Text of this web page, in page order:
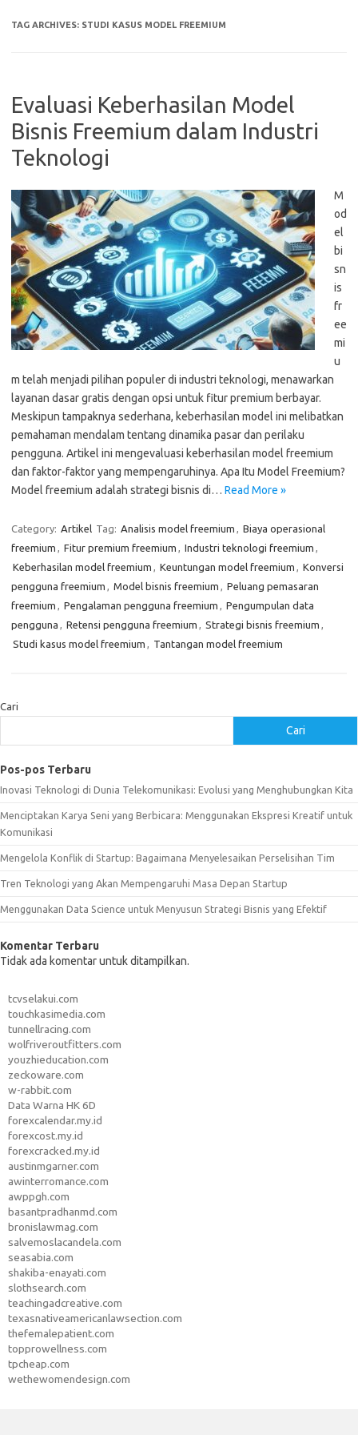
TAG ARCHIVES: STUDI KASUS MODEL FREEMIUM
Evaluasi Keberhasilan Model
Bisnis Freemium dalam Industri
Teknologi
M
od
el
bi
sn
is
fr
ee
mi
u
m telah menjadi pilihan populer di industri teknologi, menawarkan
layanan dasar gratis dengan opsi untuk fitur premium berbayar.
Meskipun tampaknya sederhana, keberhasilan model ini melibatkan
pemahaman mendalam tentang dinamika pasar dan perilaku
pengguna. Artikel ini mengevaluasi keberhasilan model freemium
dan faktor-faktor yang mempengaruhinya. Apa Itu Model Freemium?
Model freemium adalah strategi bisnis di… Read More »
Category: Artikel Tag: Analisis model freemium , Biaya operasional
freemium , Fitur premium freemium , Industri teknologi freemium ,
Keberhasilan model freemium , Keuntungan model freemium , Konversi
pengguna freemium , Model bisnis freemium , Peluang pemasaran
freemium , Pengalaman pengguna freemium , Pengumpulan data
pengguna , Retensi pengguna freemium , Strategi bisnis freemium ,
Studi kasus model freemium , Tantangan model freemium
Cari
Cari
Pos-pos Terbaru
Inovasi Teknologi di Dunia Telekomunikasi: Evolusi yang Menghubungkan Kita
Menciptakan Karya Seni yang Berbicara: Menggunakan Ekspresi Kreatif untuk
Komunikasi
Mengelola Konflik di Startup: Bagaimana Menyelesaikan Perselisihan Tim
Tren Teknologi yang Akan Mempengaruhi Masa Depan Startup
Menggunakan Data Science untuk Menyusun Strategi Bisnis yang Efektif
Komentar Terbaru
Tidak ada komentar untuk ditampilkan.
tcvselakui.com
touchkasimedia.com
tunnellracing.com
wolfriveroutfitters.com
youzhieducation.com
zeckoware.com
w-rabbit.com
Data Warna HK 6D
forexcalendar.my.id
forexcost.my.id
forexcracked.my.id
austinmgarner.com
awinterromance.com
awppgh.com
basantpradhanmd.com
bronislawmag.com
salvemoslacandela.com
seasabia.com
shakiba-enayati.com
slothsearch.com
teachingadcreative.com
texasnativeamericanlawsection.com
thefemalepatient.com
topprowellness.com
tpcheap.com
wethewomendesign.com